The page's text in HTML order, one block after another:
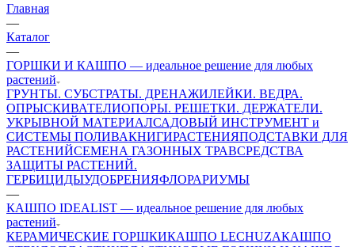
Главная
—
Каталог
—
ГОРШКИ И КАШПО — идеальное решение для любых
растений
ГРУНТЫ. СУБСТРАТЫ. ДРЕНАЖИЛЕЙКИ. ВЕДРА.
ОПРЫСКИВАТЕЛИОПОРЫ. РЕШЕТКИ. ДЕРЖАТЕЛИ.
УКРЫВНОЙ МАТЕРИАЛСАДОВЫЙ ИНСТРУМЕНТ и
СИСТЕМЫ ПОЛИВАКНИГИРАСТЕНИЯПОДСТАВКИ ДЛЯ
РАСТЕНИЙСЕМЕНА ГАЗОННЫХ ТРАВСРЕДСТВА
ЗАЩИТЫ РАСТЕНИЙ.
ГЕРБИЦИДЫУДОБРЕНИЯФЛОРАРИУМЫ
—
КАШПО IDEALIST — идеальное решение для любых
растений
КЕРАМИЧЕСКИЕ ГОРШКИКАШПО LECHUZAКАШПО